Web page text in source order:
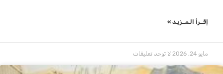
إقــرأ الـمــزيـد »
مايو 24, 2026 لا توجد تعليقات